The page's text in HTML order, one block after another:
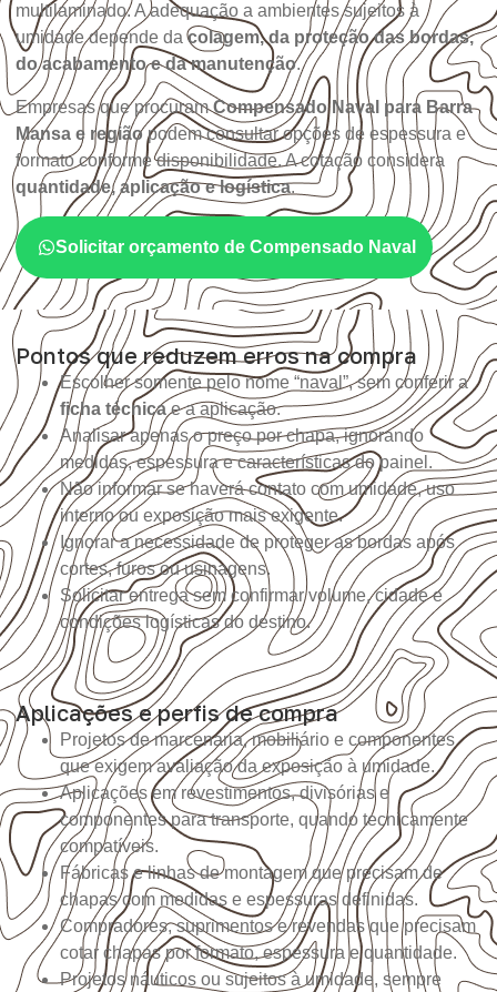
multilaminado. A adequação a ambientes sujeitos à
umidade depende dacolagem, da proteção das bordas,
do acabamento e da manutenção.
Empresas que procuramCompensado Naval para Barra
Mansa e regiãopodem consultar opções de espessura e
formato conforme disponibilidade. A cotação considera
quantidade, aplicação e logística.
Solicitar orçamento de Compensado Naval
Pontos que reduzem erros na compra
Escolher somente pelo nome “naval”, sem conferir a
ficha técnicae a aplicação.
Analisar apenas o preço por chapa, ignorando
medidas, espessura e características do painel.
Não informar se haverá contato com umidade, uso
interno ou exposição mais exigente.
Ignorar a necessidade de proteger as bordas após
cortes, furos ou usinagens.
Solicitar entrega sem confirmar volume, cidade e
condições logísticas do destino.
Aplicações e perfis de compra
Projetos de marcenaria, mobiliário e componentes
que exigem avaliação da exposição à umidade.
Aplicações em revestimentos, divisórias e
componentes para transporte, quando tecnicamente
compatíveis.
Fábricas e linhas de montagem que precisam de
chapas com medidas e espessuras definidas.
Compradores, suprimentos e revendas que precisam
cotar chapas por formato, espessura e quantidade.
Projetos náuticos ou sujeitos à umidade, sempre